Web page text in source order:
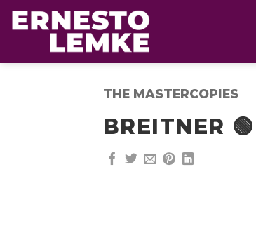
Ga
naar
THE MASTERCOPIES
BREITNER 🟢